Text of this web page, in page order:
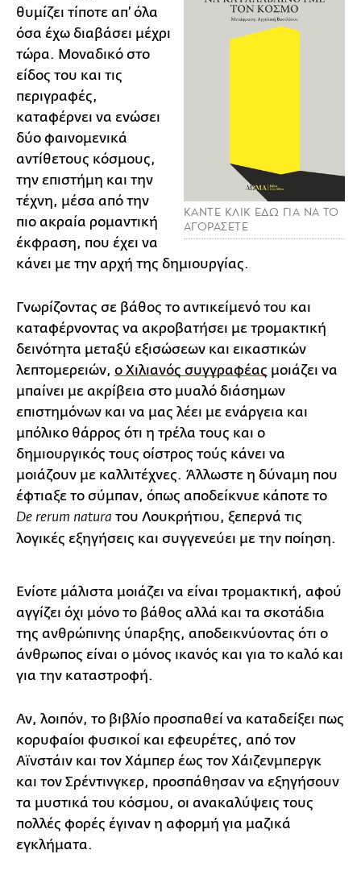
ΚΑΝΤΕ ΚΛΙΚ ΕΔΩ ΓΙΑ ΝΑ ΤΟ
ΑΓΟΡΑΣΕΤΕ
θυμίζει τίποτε απ’ όλα
όσα έχω διαβάσει μέχρι
τώρα. Μοναδικό στο
είδος του και τις
περιγραφές,
καταφέρνει να ενώσει
δύο φαινομενικά
αντίθετους κόσμους,
την επιστήμη και την
τέχνη, μέσα από την
πιο ακραία ρομαντική
έκφραση, που έχει να
κάνει με την αρχή της δημιουργίας.
Γνωρίζοντας σε βάθος το αντικείμενό του και
καταφέρνοντας να ακροβατήσει με τρομακτική
δεινότητα μεταξύ εξισώσεων και εικαστικών
λεπτομερειών, ο Χιλιανός συγγραφέας μοιάζει να
μπαίνει με ακρίβεια στο μυαλό διάσημων
επιστημόνων και να μας λέει με ενάργεια και
μπόλικο θάρρος ότι η τρέλα τους και ο
δημιουργικός τους οίστρος τούς κάνει να
μοιάζουν με καλλιτέχνες. Άλλωστε η δύναμη που
έφτιαξε το σύμπαν, όπως αποδείκνυε κάποτε το
De rerum natura του Λουκρήτιου, ξεπερνά τις
λογικές εξηγήσεις και συγγενεύει με την ποίηση.
Ενίοτε μάλιστα μοιάζει να είναι τρομακτική, αφού
αγγίζει όχι μόνο το βάθος αλλά και τα σκοτάδια
της ανθρώπινης ύπαρξης, αποδεικνύοντας ότι ο
άνθρωπος είναι ο μόνος ικανός και για το καλό και
για την καταστροφή.
Αν, λοιπόν, το βιβλίο προσπαθεί να καταδείξει πως
κορυφαίοι φυσικοί και εφευρέτες, από τον
Αϊνστάιν και τον Χάμπερ έως τον Χάιζενμπεργκ
και τον Σρέντινγκερ, προσπάθησαν να εξηγήσουν
τα μυστικά του κόσμου, οι ανακαλύψεις τους
πολλές φορές έγιναν η αφορμή για μαζικά
εγκλήματα.